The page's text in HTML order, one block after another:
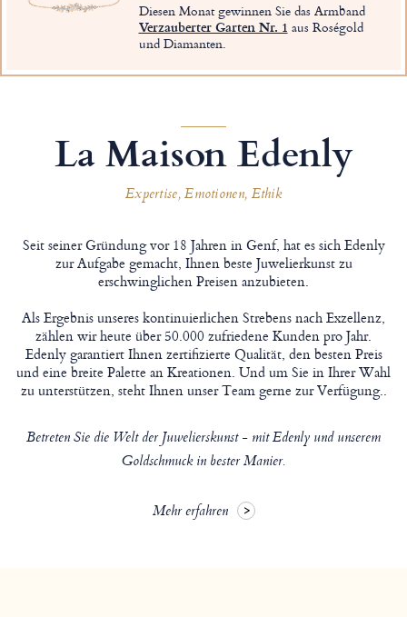
Diesen Monat gewinnen Sie das Armband
Verzauberter Garten Nr. 1 aus Roségold
und Diamanten.
La Maison Edenly
Expertise, Emotionen, Ethik
Seit seiner Gründung vor 18 Jahren in Genf, hat es sich Edenly
zur Aufgabe gemacht, Ihnen beste Juwelierkunst zu
erschwinglichen Preisen anzubieten.
Als Ergebnis unseres kontinuierlichen Strebens nach Exzellenz,
zählen wir heute über 50.000 zufriedene Kunden pro Jahr.
Edenly garantiert Ihnen zertifizierte Qualität, den besten Preis
und eine breite Palette an Kreationen. Und um Sie in Ihrer Wahl
zu unterstützen, steht Ihnen unser Team gerne zur Verfügung..
Betreten Sie die Welt der Juwelierskunst - mit Edenly und unserem
Goldschmuck in bester Manier.
Mehr erfahren